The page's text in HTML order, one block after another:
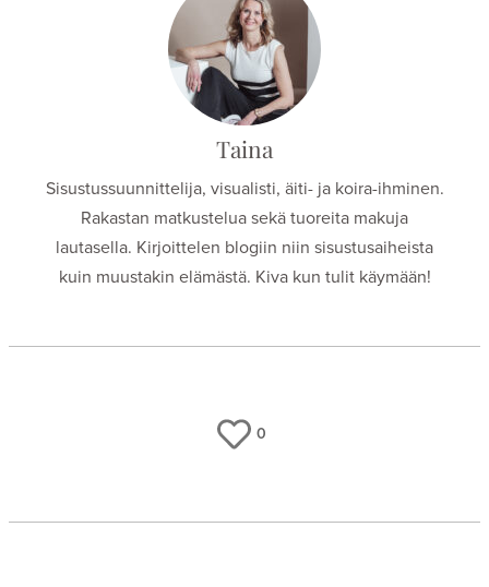
Taina
Sisustussuunnittelija, visualisti, äiti- ja koira-ihminen.
Rakastan matkustelua sekä tuoreita makuja
lautasella. Kirjoittelen blogiin niin sisustusaiheista
kuin muustakin elämästä. Kiva kun tulit käymään!
0